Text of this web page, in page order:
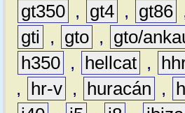
gt350 , gt4 , gt86
gti
, gto , gto/
h350 , hellcat ,
,
hr-v , huracán ,